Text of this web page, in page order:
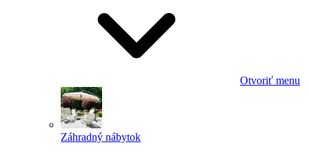
Otvoriť menu
Záhradný nábytok